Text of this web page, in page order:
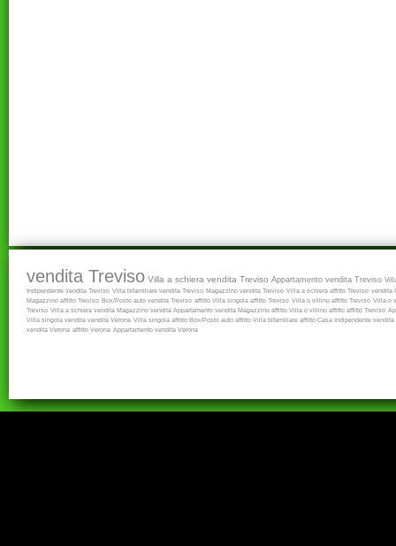
vendita Treviso Villa a schiera vendita Treviso Appartamento vendita Treviso
Indipendente vendita Treviso Villa bifamiliare vendita Treviso Magazzino vendita Treviso Villa a schiera affitto Treviso vendita
Magazzino affitto Treviso Box/Posto auto vendita Treviso affitto Villa singola affitto Treviso Villa o villino affitto Treviso Villa o
Treviso Villa a schiera vendita Magazzino vendita Appartamento vendita Magazzino affitto Villa o villino affitto affitto Treviso
Villa singola vendita vendita Verona Villa singola affitto Box/Posto auto affitto Villa bifamiliare affitto Casa Indipendente vendita
vendita Verona affitto Verona Appartamento vendita Verona